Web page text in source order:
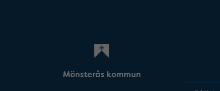
Mönsterås kommun